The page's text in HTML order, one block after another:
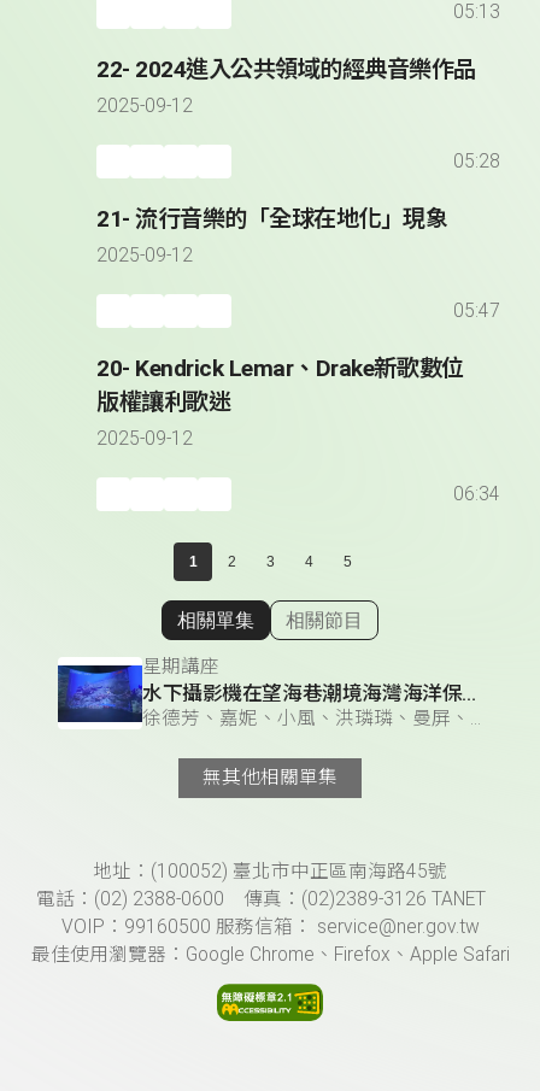
05:13
22- 2024進入公共領域的經典音樂作品
2025-09-12
05:28
21- 流行音樂的「全球在地化」現象
2025-09-12
05:47
20- Kendrick Lemar、Drake新歌數位
版權讓利歌迷
2025-09-12
06:34
1 2 3 4 5
顯示相關單集
相關單集 相關節目
星期講座
水下攝影機在望海巷潮境海灣海洋保育區的應用
徐德芳、嘉妮、小風、洪璘璘、曼屏、莊妤萱 & 徐德芳、小風、洪璘璘、曼屏、莊妤萱、雅柏（黃柏諺）
無其他相關單集
頁尾資訊地址：(100052) 臺北市中正區南海路45號
電話：(02) 2388-0600 傳真：(02)2389-3126 TANET
VOIP：99160500 服務信箱： service@ner.gov.tw
最佳使用瀏覽器：Google Chrome、Firefox、Apple Safari